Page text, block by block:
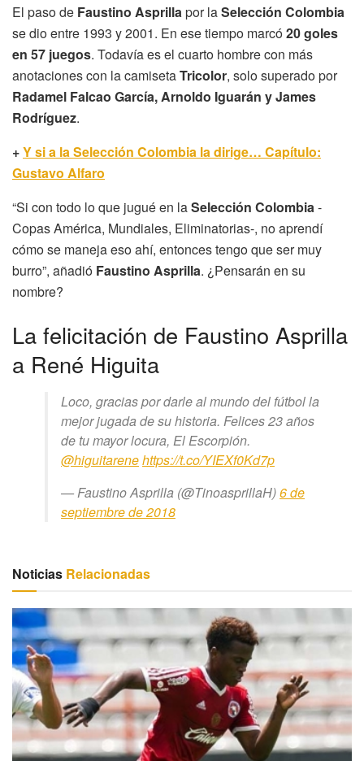
El paso de Faustino Asprilla por laSelección Colombia
se dio entre 1993 y 2001. En ese tiempo marcó20 goles
en 57 juegos. Todavía es el cuarto hombre con más
anotaciones con la camisetaTricolor, solo superado por
Radamel Falcao García, Arnoldo Iguarán y James
Rodríguez.
+Y si a la Selección Colombia la dirige… Capítulo:
Gustavo Alfaro
“Si con todo lo que jugué en laSelección Colombia -
Copas América, Mundiales, Eliminatorias-, no aprendí
cómo se maneja eso ahí, entonces tengo que ser muy
burro”, añadió Faustino Asprilla. ¿Pensarán en su
nombre?
La felicitación de Faustino Asprilla
a René Higuita
Loco, gracias por darle al mundo del fútbol la
mejor jugada de su historia. Felices 23 años
de tu mayor locura, El Escorpión.
@higuitarenehttps://t.co/YIEXf0Kd7p
— Faustino Asprilla (@TinoasprillaH)6 de
septiembre de 2018
Noticias Relacionadas